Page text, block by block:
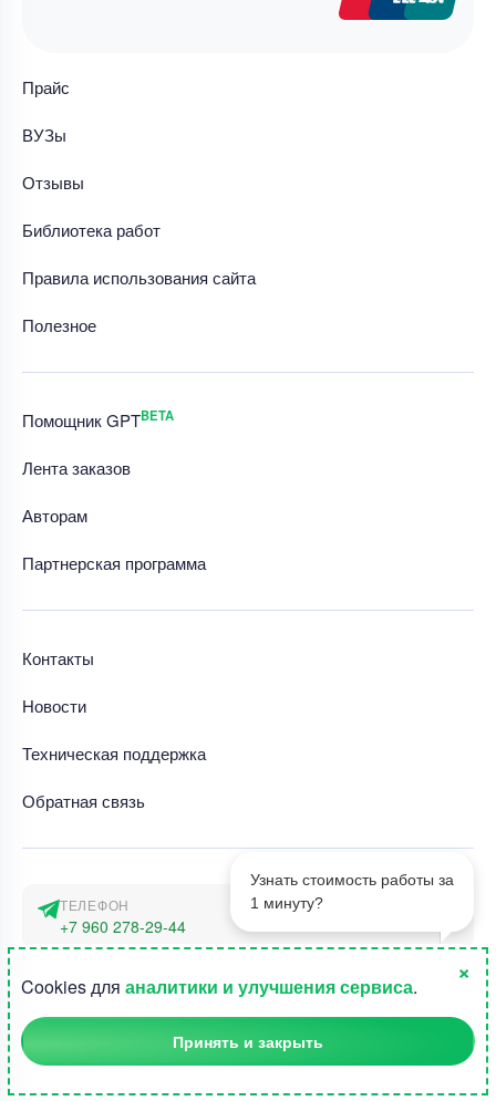
1
Узнать стоимость работы за
1 минуту?
Прайс
ВУЗы
Отзывы
Библиотека работ
Правила использования сайта
Полезное
Помощник GPTBETA
Лента заказов
Авторам
Партнерская программа
Контакты
Новости
Техническая поддержка
Обратная связь
ТЕЛЕФОН
+7 960 278-29-44
г. Москва, наб. Тараса Шевченко 23а
©2015-2026, Студландия -
Cookies для аналитики и улучшения сервиса.
×
Принять и закрыть